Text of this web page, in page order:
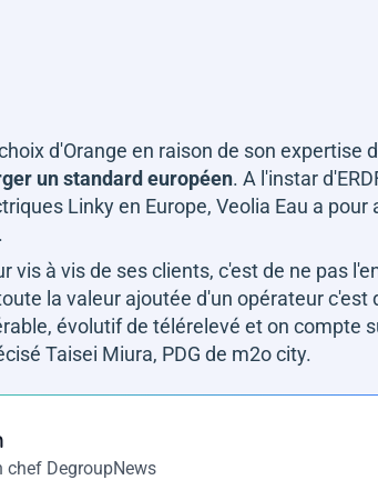
d'Orange en raison de son expertise
un standard européen. A l'instar
Linky en Europe, Veolia Eau a
vis à vis de ses clients, c'est de ne pas
la valeur ajoutée d'un opérateur c'est
évolutif de télérelevé et on compte
Taisei Miura, PDG de m2o city.
chef DegroupNews